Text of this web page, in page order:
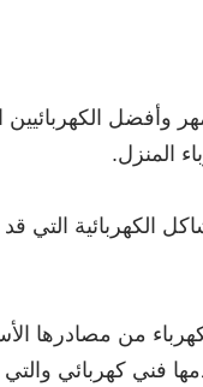
وأفضل الكهربائيين
المنزل.
الكهربائية التي
من مصادرها
فني كهربائي